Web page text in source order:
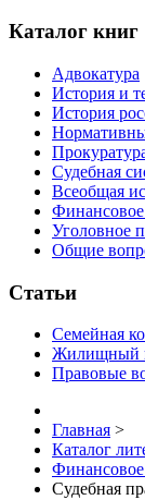
Каталог книг
Адвокатура
История и
История
Судебная
Всеобщая
Уголовное
Общие
Статьи
Семейная
Жилищный
Правовые
Главная >
Каталог
Судебная